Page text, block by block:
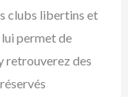
clubs libertins et
lui permet de
retrouverez des